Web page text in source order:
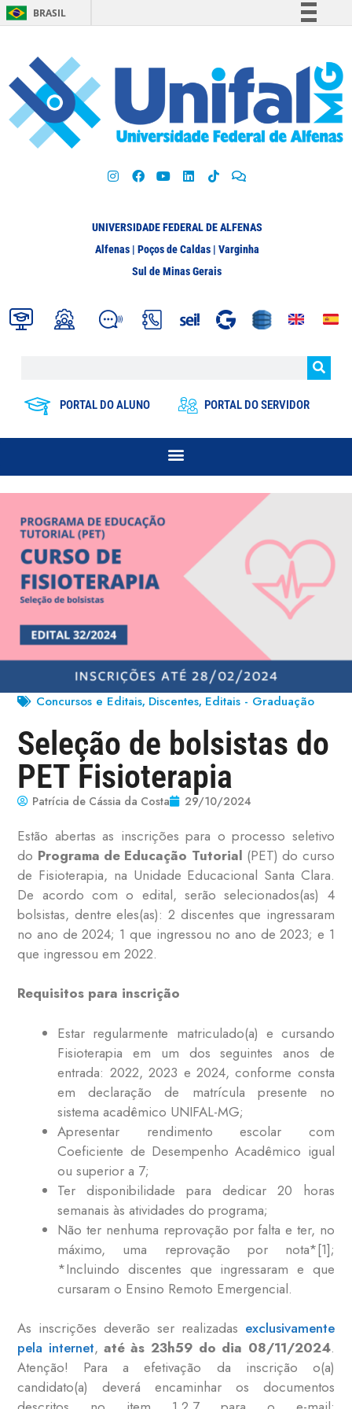
BRASIL
Participe
Acesso à informação
Legislação
UNIVERSIDADE FEDERAL DE ALFENAS
Alfenas | Poços de Caldas | Varginha
Sul de Minas Gerais
PORTAL DO ALUNO PORTAL DO SERVIDOR
Concursos e Editais, Discentes, Editais - Graduação
Seleção de bolsistas do
PET Fisioterapia
Patrícia de Cássia da Costa 29/10/2024
Estão abertas as inscrições para o processo seletivo
do Programa de Educação Tutorial (PET) do curso
de Fisioterapia, na Unidade Educacional Santa Clara.
De acordo com o edital, serão selecionados(as) 4
bolsistas, dentre eles(as): 2 discentes que ingressaram
no ano de 2024; 1 que ingressou no ano de 2023; e 1
que ingressou em 2022.
Requisitos para inscrição
Estar regularmente matriculado(a) e cursando
Fisioterapia em um dos seguintes anos de
entrada: 2022, 2023 e 2024, conforme consta
em declaração de matrícula presente no
sistema acadêmico UNIFAL-MG;
Apresentar rendimento escolar com
Coeficiente de Desempenho Acadêmico igual
ou superior a 7;
Ter disponibilidade para dedicar 20 horas
semanais às atividades do programa;
Não ter nenhuma reprovação por falta e ter, no
máximo, uma reprovação por nota*[1];
*Incluindo discentes que ingressaram e que
cursaram o Ensino Remoto Emergencial.
As inscrições deverão ser realizadas exclusivamente
pela internet,até às 23h59 do dia 08/11/2024.
Atenção! Para a efetivação da inscrição o(a)
candidato(a) deverá encaminhar os documentos